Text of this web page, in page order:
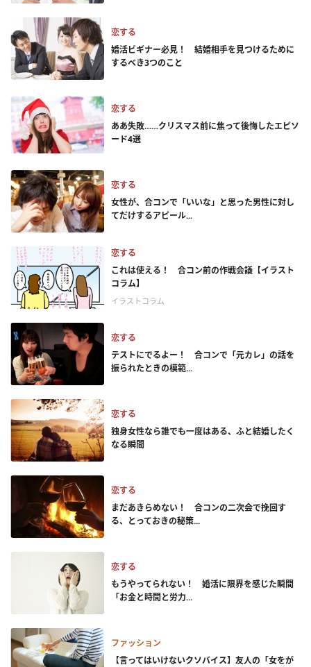
恋する
婚活ビギナー必見！ 結婚相手を見つけるために
するべき3つのこと
恋する
ああ失敗……クリスマス前に焦って後悔したエピソ
ード4選
恋する
女性が、合コンで「いいな」と思った男性に対し
てだけするアピール...
恋する
これは使える！ 合コン前の作戦会議【イラスト
コラム】
イラストコラム
恋する
テストにでるよー！ 合コンで「元カレ」の話を
振られたときの模範...
恋する
独身女性なら誰でも一度はある、ふと結婚したく
なる瞬間
恋する
まだあきらめない！ 合コンの二次会で挽回す
る、とっておきの秘策...
恋する
もうやってられない！ 婚活に限界を感じた瞬間
「お金と時間と労力...
ファッション
【言ってはいけないクソバイス】友人の「女をが